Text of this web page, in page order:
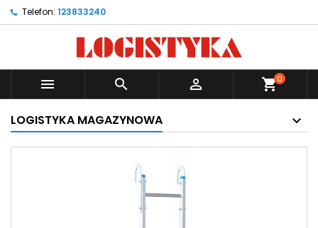
Telefon: 123833240
   shopping_cart0
LOGISTYKA MAGAZYNOWA